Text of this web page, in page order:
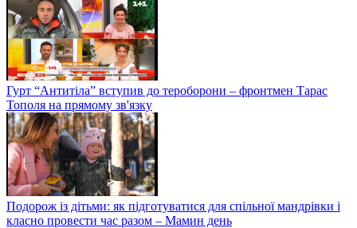
Гурт “Антитіла” вступив до тероборони – фронтмен Тарас
Тополя на прямому зв'язку
Подорож із дітьми: як підготуватися для спільної мандрівки і
класно провести час разом – Мамин день